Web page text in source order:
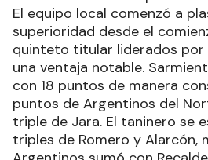
El equipo local comenzó a
superioridad desde el
quinteto titular liderados por
una ventaja notable.
con 18 puntos de manera
puntos de Argentinos del
triple de Jara. El taninero se
triples de Romero y Alarcón,